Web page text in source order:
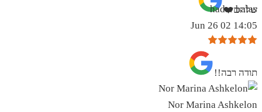
שלהם❤️
hadar balas
14:05 02 Jun 26
תודה רבה!!
Nor Marina Ashkelon